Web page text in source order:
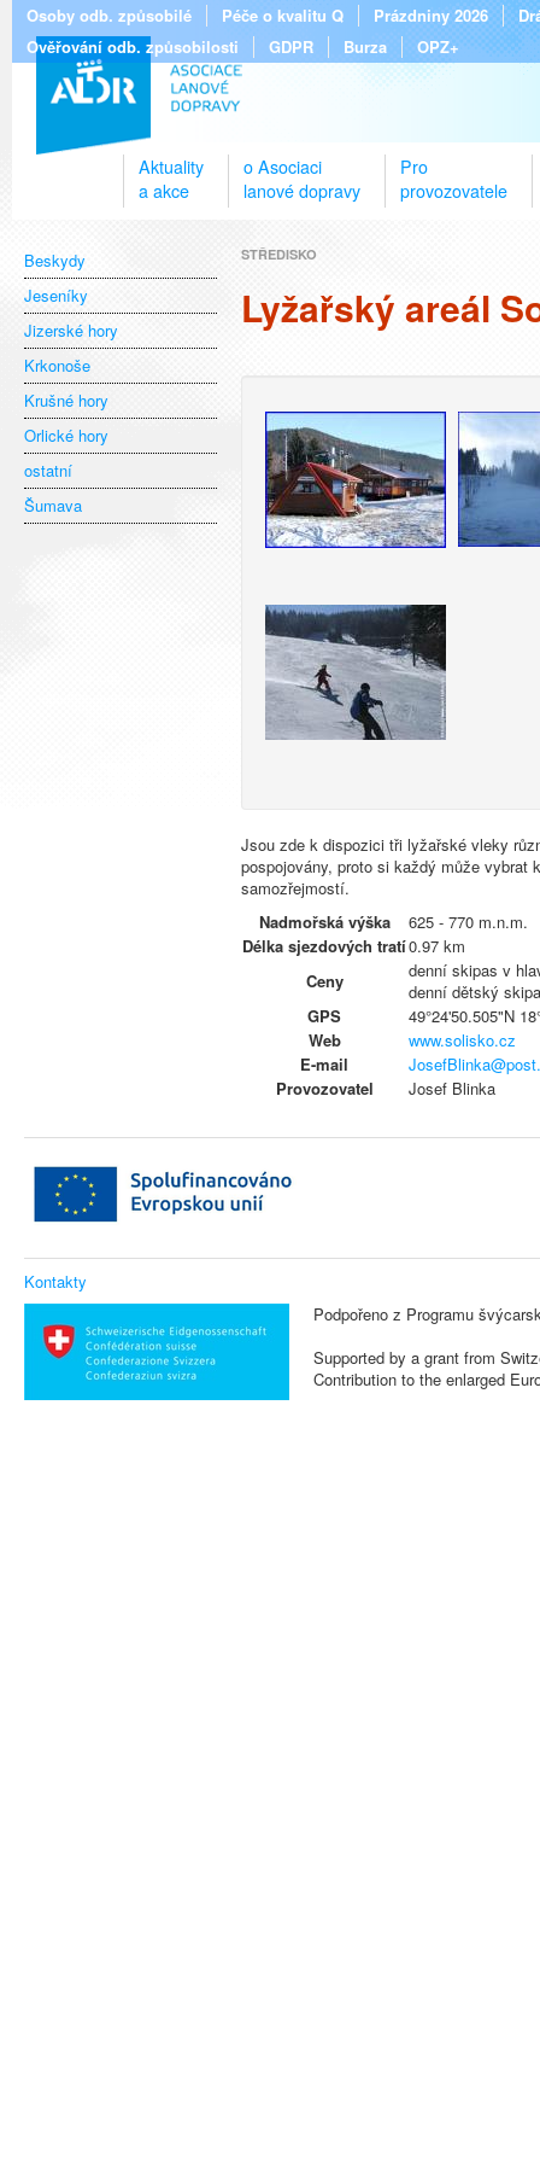
Osoby odb. způsobilé Péče o kvalitu Q Prázdniny 2026
Ověřování odb. způsobilosti
GDPR Burza OPZ+
Aktuality
a akce
o Asociaci
lanové dopravy
Pro
provozovatele
Beskydy
Jeseníky
Jizerské hory
Krkonoše
Krušné hory
Orlické hory
ostatní
Šumava
STŘEDISKO
Lyžařský areál
Jsou zde k dispozici tři lyžařské vleky
pospojovány, proto si každý může
samozřejmostí.
Nadmořská výška
625 - 770 m.n.m.
Délka sjezdových tratí0.97 km
Ceny
denní skipas v
denní dětský
GPS
49°24'50.505"N
Web
www.solisko.cz
E-mail
Provozovatel
Josef Blinka
Kontakty
Podpořeno z Programu
Supported by a grant from
Contribution to the enlarged